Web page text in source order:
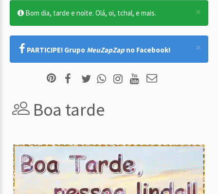
×
Bom dia, tarde e noite. Olá, oi, tchal, e mais.
×
PARTICIPE! Grupo MeuZapZap no Facebook!
Boa tarde